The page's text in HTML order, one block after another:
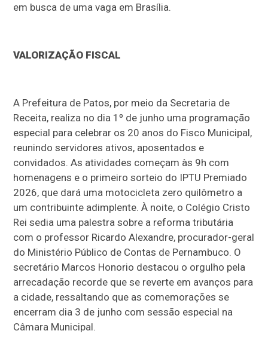
em busca de uma vaga em Brasília.
VALORIZAÇÃO FISCAL
A Prefeitura de Patos, por meio da Secretaria de
Receita, realiza no dia 1º de junho uma programação
especial para celebrar os 20 anos do Fisco Municipal,
reunindo servidores ativos, aposentados e
convidados. As atividades começam às 9h com
homenagens e o primeiro sorteio do IPTU Premiado
2026, que dará uma motocicleta zero quilômetro a
um contribuinte adimplente. À noite, o Colégio Cristo
Rei sedia uma palestra sobre a reforma tributária
com o professor Ricardo Alexandre, procurador-geral
do Ministério Público de Contas de Pernambuco. O
secretário Marcos Honorio destacou o orgulho pela
arrecadação recorde que se reverte em avanços para
a cidade, ressaltando que as comemorações se
encerram dia 3 de junho com sessão especial na
Câmara Municipal.